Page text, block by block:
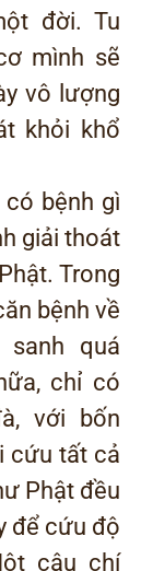
đời. Tu
mình sẽ
vô lượng
khỏi khổ
bệnh gì
giải thoát
Trong
bệnh về
sanh quá
chỉ có
với bốn
cứu tất cả
Phật đều
để cứu độ
câu chí